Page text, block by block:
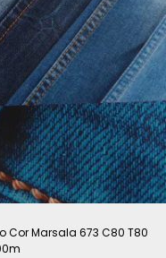
Cor Marsala 673 C80 T80